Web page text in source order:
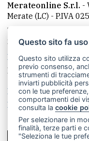
Merateonline S.r.l. -
Merate (LC) - P.IVA
Telefono:
mail:
La redazione
Made by VIP
Privacy policy
Rivedi le tue scelte
Questo sito fa
Questo sito utilizza
previo consenso,
strumenti di
inviarti pubblicità
con le tue
comportamenti dei
consulta lacookie
Per selezionare in
finalità, terze parti e
"Seleziona le tue